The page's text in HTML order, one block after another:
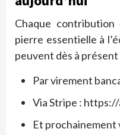
Chaque
pierre essentielle à
peuvent dès à
Par virement
Via Stripe :
Et prochainement